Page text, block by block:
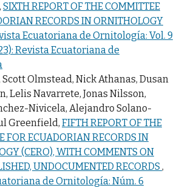
SIXTH REPORT OF THE COMMITTEE
RECORDS IN ORNITHOLOGY
Ecuatoriana de Ornitología: Vol. 9
Revista Ecuatoriana de
Scott Olmstead, Nick Athanas, Dusan
Lelis Navarrete, Jonas Nilsson,
Nivicela, Alejandro Solano-
Greenfield, FIFTH REPORT OF THE
FOR ECUADORIAN RECORDS IN
(CERO), WITH COMMENTS ON
UNDOCUMENTED RECORDS ,
de Ornitología: Núm. 6